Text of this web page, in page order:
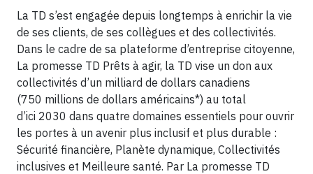
La TD s’est engagée depuis longtemps à enrichir la vie
de ses clients, de ses collègues et des collectivités.
Dans le cadre de sa plateforme d’entreprise citoyenne,
La promesse TD Prêts à agir, la TD vise un don aux
collectivités d’un milliard de dollars canadiens
(750 millions de dollars américains*) au total
d’ici 2030 dans quatre domaines essentiels pour ouvrir
les portes à un avenir plus inclusif et plus durable :
Sécurité financière, Planète dynamique, Collectivités
inclusives et Meilleure santé. Par La promesse TD